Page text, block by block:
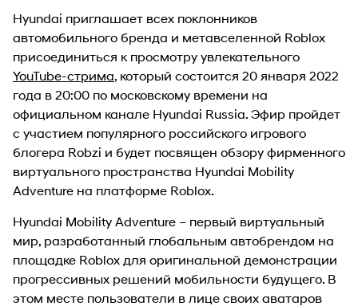
Hyundai приглашает всех поклонников
автомобильного бренда и метавселенной Roblox
присоединиться к просмотру увлекательного
YouTube-стрима, который состоится 20 января 2022
года в 20:00 по московскому времени на
официальном канале Hyundai Russia. Эфир пройдет
с участием популярного российского игрового
блогера Robzi и будет посвящен обзору фирменного
виртуального пространства Hyundai Mobility
Adventure на платформе Roblox.
Hyundai Mobility Adventure – первый виртуальный
мир, разработанный глобальным автобрендом на
площадке Roblox для оригинальной демонстрации
прогрессивных решений мобильности будущего. В
этом месте пользователи в лице своих аватаров